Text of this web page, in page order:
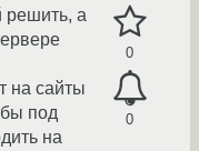
0
0
решить, а
на сайты
под
на